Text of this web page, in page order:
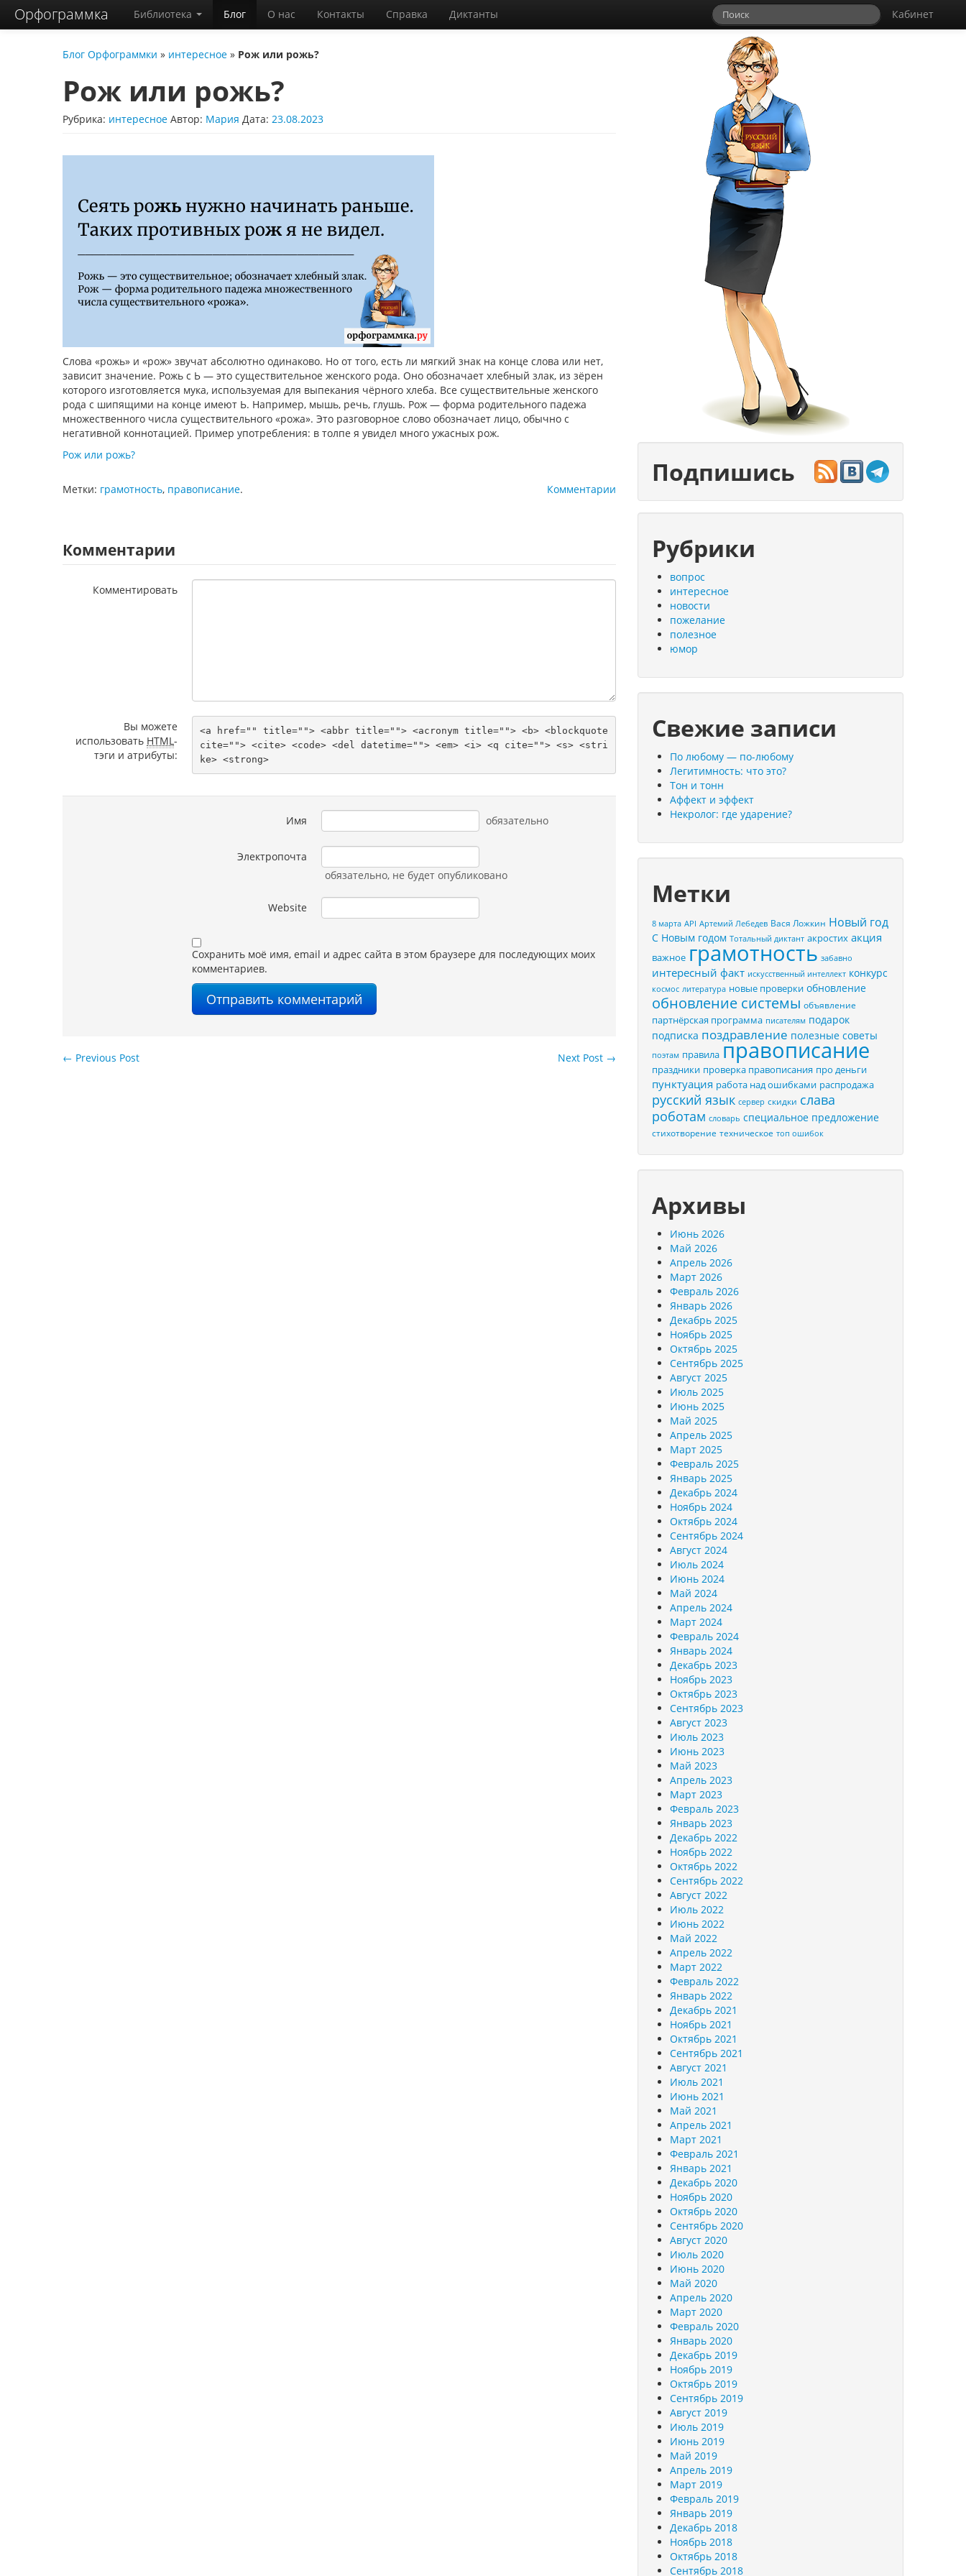
Орфограммка Кабинет
Библиотека Блог О нас Контакты Справка Диктанты
Блог Орфограммки » интересное » Рож или рожь?
Рож или рожь?
Рубрика: интересное Автор: Мария Дата: 23.08.2023
Слова «рожь» и «рож» звучат абсолютно одинаково. Но от того, есть ли мягкий знак на конце слова или нет,
зависит значение. Рожь с Ь — это существительное женского рода. Оно обозначает хлебный злак, из зёрен
которого изготовляется мука, используемая для выпекания чёрного хлеба. Все существительные женского
рода с шипящими на конце имеют Ь. Например, мышь, речь, глушь. Рож — форма родительного падежа
множественного числа существительного «рожа». Это разговорное слово обозначает лицо, обычно с
негативной коннотацией. Пример употребления: в толпе я увидел много ужасных рож.
Рож или рожь?
Комментарии
Метки: грамотность, правописание.
Комментарии
Комментировать
Вы можете
использовать HTML-
тэги и атрибуты:
<a href="" title=""> <abbr title=""> <acronym title=""> <b> <blockquote
cite=""> <cite> <code> <del datetime=""> <em> <i> <q cite=""> <s> <stri
ke> <strong>
Имя обязательно
Электропочта
обязательно, не будет опубликовано
Website
Сохранить моё имя, email и адрес сайта в этом браузере для последующих моих
комментариев.
Next Post →
← Previous Post
Подпишись
Рубрики
вопрос
интересное
новости
пожелание
полезное
юмор
Свежие записи
По любому — по-любому
Легитимность: что это?
Тон и тонн
Аффект и эффект
Некролог: где ударение?
Метки
8 марта API Артемий Лебедев Вася Ложкин Новый год
С Новым годом Тотальный диктант акростих акция
важное грамотность забавно
интересный факт искусственный интеллект конкурс
космос литература новые проверки обновление
обновление системы объявление
партнёрская программа писателям подарок
подписка поздравление полезные советы
поэтам правила правописание
праздники проверка правописания про деньги
пунктуация работа над ошибками распродажа
русский язык сервер скидки слава
роботам словарь специальное предложение
стихотворение техническое топ ошибок
Архивы
Июнь 2026
Май 2026
Апрель 2026
Март 2026
Февраль 2026
Январь 2026
Декабрь 2025
Ноябрь 2025
Октябрь 2025
Сентябрь 2025
Август 2025
Июль 2025
Июнь 2025
Май 2025
Апрель 2025
Март 2025
Февраль 2025
Январь 2025
Декабрь 2024
Ноябрь 2024
Октябрь 2024
Сентябрь 2024
Август 2024
Июль 2024
Июнь 2024
Май 2024
Апрель 2024
Март 2024
Февраль 2024
Январь 2024
Декабрь 2023
Ноябрь 2023
Октябрь 2023
Сентябрь 2023
Август 2023
Июль 2023
Июнь 2023
Май 2023
Апрель 2023
Март 2023
Февраль 2023
Январь 2023
Декабрь 2022
Ноябрь 2022
Октябрь 2022
Сентябрь 2022
Август 2022
Июль 2022
Июнь 2022
Май 2022
Апрель 2022
Март 2022
Февраль 2022
Январь 2022
Декабрь 2021
Ноябрь 2021
Октябрь 2021
Сентябрь 2021
Август 2021
Июль 2021
Июнь 2021
Май 2021
Апрель 2021
Март 2021
Февраль 2021
Январь 2021
Декабрь 2020
Ноябрь 2020
Октябрь 2020
Сентябрь 2020
Август 2020
Июль 2020
Июнь 2020
Май 2020
Апрель 2020
Март 2020
Февраль 2020
Январь 2020
Декабрь 2019
Ноябрь 2019
Октябрь 2019
Сентябрь 2019
Август 2019
Июль 2019
Июнь 2019
Май 2019
Апрель 2019
Март 2019
Февраль 2019
Январь 2019
Декабрь 2018
Ноябрь 2018
Октябрь 2018
Сентябрь 2018